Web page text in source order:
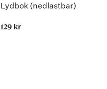
Lydbok (nedlastbar)
129 kr